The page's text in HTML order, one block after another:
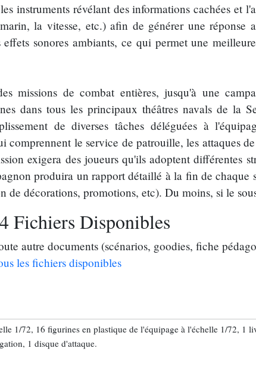
instruments révélant des informations cachées et
la vitesse, etc.) afin de générer une réponse
sonores ambiants, ce qui permet une
missions de combat entières, jusqu'à une
dans tous les principaux théâtres navals de la
de diverses tâches déléguées à
le service de patrouille, les attaques
exigera des joueurs qu'ils adoptent différentes
produira un rapport détaillé à la fin de chaque
de décorations, promotions, etc). Du moins, si le
Fichiers Disponibles
autre documents (scénarios, goodies, fiche
les fichiers disponibles
1/72, 16 figurines en plastique de l'équipage à l'échelle 1/72, 1
1 disque d'attaque.